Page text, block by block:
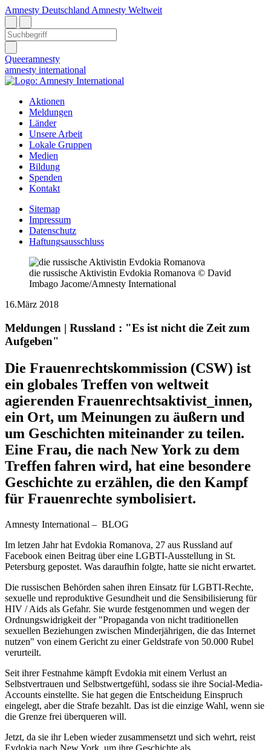
Amnesty Deutschland Amnesty Weltweit
Queeramnesty
amnesty international
Aktionen
Meldungen
Länder
Unsere Arbeit
Lokale Gruppen
Medien
Bildung
Spenden
Kontakt
Sitemap
Impressum
Datenschutz
Haftungsausschluss
die russische Aktivistin Evdokia Romanova © David
Imbago Jacome/Amnesty International
16.März 2018
Meldungen | Russland : "Es ist nicht die Zeit zum
Aufgeben"
Die Frauenrechtskommission (CSW) ist
ein globales Treffen von weltweit
agierenden Frauenrechtsaktivist_innen,
ein Ort, um Meinungen zu äußern und
um Geschichten miteinander zu teilen.
Eine Frau, die nach New York zu dem
Treffen fahren wird, hat eine besondere
Geschichte zu erzählen, die den Kampf
für Frauenrechte symbolisiert.
Amnesty International – BLOG
Im letzen Jahr hat Evdokia Romanova, 27 aus Russland auf
Facebook einen Beitrag über eine LGBTI-Ausstellung in St.
Petersburg gepostet. Was daraufhin folgte, hatte sie nicht erwartet.
Die russischen Behörden sahen ihren Einsatz für LGBTI-Rechte,
sexuelle und reproduktive Gesundheit und die Sensibilisierung für
HIV / Aids als Gefahr. Sie wurde festgenommen und wegen der
Ordnungswidrigkeit der "Propaganda von nicht traditionellen
sexuellen Beziehungen zwischen Minderjährigen, die das Internet
nutzen" von einem Gericht zu einer Geldstrafe von 50.000 Rubel
verurteilt.
Seit ihrer Festnahme kämpft Evdokia mit einem Verlust an
Selbstvertrauen und Selbstwertgefühl, sodass sie ihre Social-Media-
Accounts einstellte. Sie hat gegen die Entscheidung Einspruch
eingelegt, aber die Strafe bezahlt. Das ist die einzige Wahl, wenn sie
die Grenze frei überqueren will.
Jetzt, da sie ihr Leben wieder zusammensetzt und sich wehrt, reist
Evdokia nach New York, um ihre Geschichte als